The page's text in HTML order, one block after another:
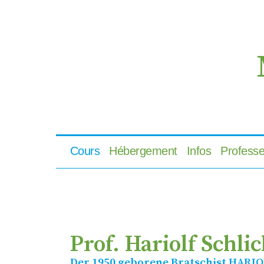
Cours Hébergement Infos
Prof. Hariolf